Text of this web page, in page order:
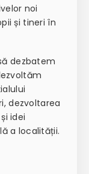
noi
și tineri în
dezbatem
dezvoltarea
idei
a localității.